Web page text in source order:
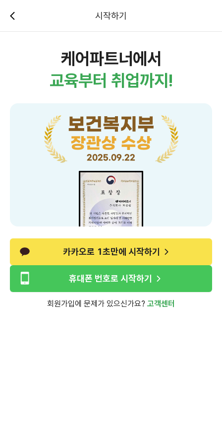
시작하기
케어파트너에서
교육부터 취업까지!
보건복지부
장관상 수상
2025.09.22
카카오로 1초만에 시작하기
휴대폰 번호로 시작하기
회원가입에 문제가 있으신가요? 고객센터